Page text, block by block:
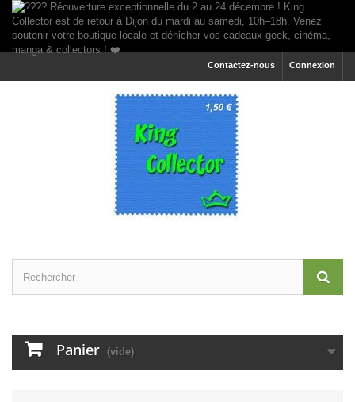
Connexion
Contactez-nous
Panier (vide)